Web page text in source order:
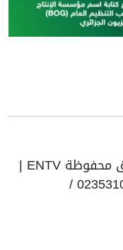
© حقوق النشر 2025، جميع الحقوق محفوظة ENTV |
الهاتف: 023531010 | فاكس: 023531093 /